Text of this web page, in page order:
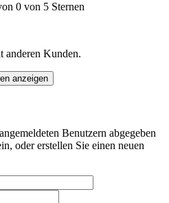
0 von 5 Sternen
anderen Kunden.
anzeigen
Benutzern abgegeben
oder erstellen Sie einen neuen